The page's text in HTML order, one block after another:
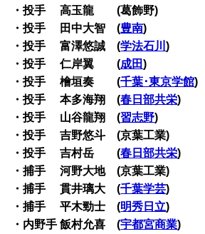
・投手 高玉龍 (葛飾野)
・投手 田中大智 (豊南)
・投手 富澤悠誠 (学法石川)
・投手 仁岸翼 (成田)
・投手 檜垣奏 (千葉･東京学館)
・投手 本多海翔 (春日部共栄)
・投手 山谷龍翔 (習志野)
・投手 吉野悠斗 (京葉工業)
・投手 吉村岳 (春日部共栄)
・捕手 河野大地 (京葉工業)
・捕手 貫井璃大 (千葉学芸)
・捕手 平木勁士 (明秀日立)
・内野手 飯村允喜 (宇都宮商業)